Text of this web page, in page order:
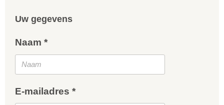
Uw gegevens
Naam *
E-mailadres *